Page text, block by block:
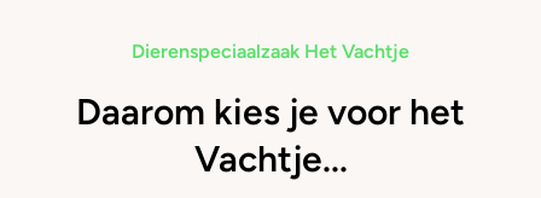
Dierenspeciaalzaak Het Vachtje
Daarom kies je voor het
Vachtje...